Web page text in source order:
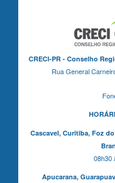
CRECI-PR - Conselho
Rua General
Cascavel, Curitiba,Foz do
08h30
Apucarana,